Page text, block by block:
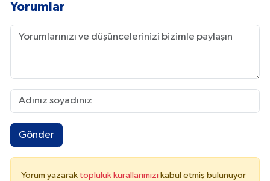
Yorumlar
Gönder
Yorum yazarak topluluk kurallarımızı kabul etmiş bulunuyor